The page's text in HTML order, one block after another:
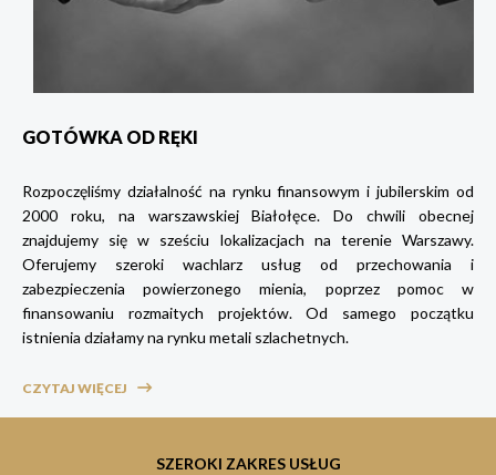
GOTÓWKA OD RĘKI
Rozpoczęliśmy działalność na rynku finansowym i jubilerskim od
2000 roku, na warszawskiej Białołęce. Do chwili obecnej
znajdujemy się w sześciu lokalizacjach na terenie Warszawy.
Oferujemy szeroki wachlarz usług od przechowania i
zabezpieczenia powierzonego mienia, poprzez pomoc w
finansowaniu rozmaitych projektów. Od samego początku
istnienia działamy na rynku metali szlachetnych.
CZYTAJ WIĘCEJ
SZEROKI ZAKRES USŁUG